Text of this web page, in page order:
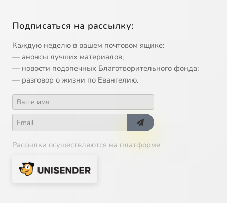
Подписаться на рассылку:
Каждую неделю в вашем почтовом ящике:
— анонсы лучших материалов;
— новости подопечных Благотворительного фонда;
— разговор о жизни по Евангелию.
Рассылки осуществляются на платформе